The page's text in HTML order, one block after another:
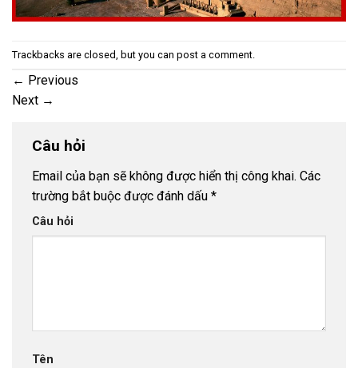
Trackbacks are closed, but you can post a comment
← Previous
Next →
Câu hỏi
Email của bạn sẽ không được hiển thị công khai. Các
trường bắt buộc được đánh dấu *
Câu hỏi
Tên